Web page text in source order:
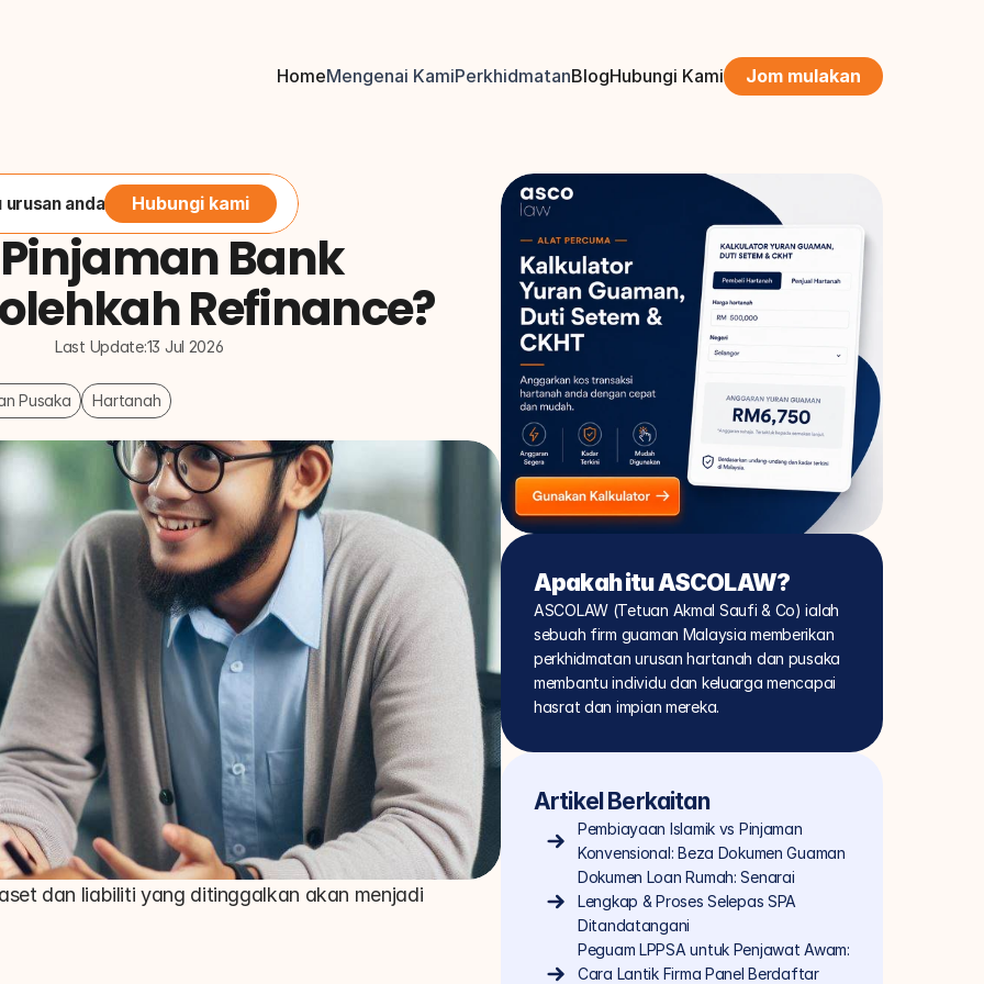
HomeMengenai KamiPerkhidmatanBlogHubungi Kami Jom mulakan
urusan anda Hubungi kami
Bank
Refinance?
Last Update:13 Jul 2026
Pusaka Hartanah
dan liabiliti yang ditinggalkan akan menjadi
Apakah itu ASCOLAW?
ASCOLAW (Tetuan Akmal Saufi & Co) ialah
sebuah firm guaman Malaysia memberikan
perkhidmatan urusan hartanah dan pusaka
membantu individu dan keluarga mencapai
hasrat dan impian mereka.
Artikel Berkaitan
Pembiayaan Islamik vs Pinjaman
Konvensional: Beza Dokumen Guaman
Dokumen Loan Rumah: Senarai
Lengkap & Proses Selepas SPA
Ditandatangani
Peguam LPPSA untuk Penjawat Awam:
Cara Lantik Firma Panel Berdaftar